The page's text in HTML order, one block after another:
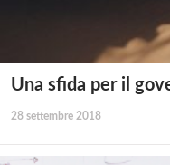
Una sfida per il
28 settembre 2018